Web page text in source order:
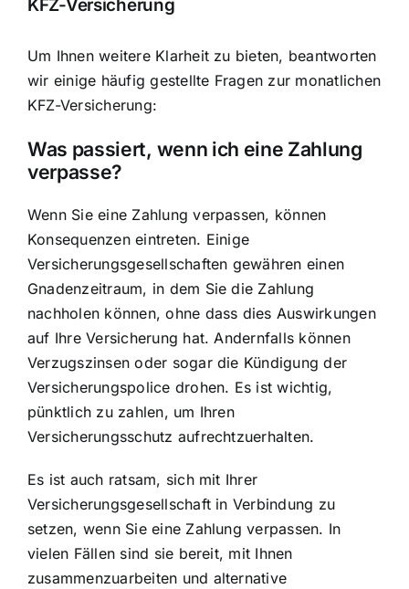
KFZ-Versicherung
Um Ihnen weitere Klarheit zu bieten, beantworten
wir einige häufig gestellte Fragen zur monatlichen
KFZ-Versicherung:
Was passiert, wenn ich eine Zahlung
verpasse?
Wenn Sie eine Zahlung verpassen, können
Konsequenzen eintreten. Einige
Versicherungsgesellschaften gewähren einen
Gnadenzeitraum, in dem Sie die Zahlung
nachholen können, ohne dass dies Auswirkungen
auf Ihre Versicherung hat. Andernfalls können
Verzugszinsen oder sogar die Kündigung der
Versicherungspolice drohen. Es ist wichtig,
pünktlich zu zahlen, um Ihren
Versicherungsschutz aufrechtzuerhalten.
Es ist auch ratsam, sich mit Ihrer
Versicherungsgesellschaft in Verbindung zu
setzen, wenn Sie eine Zahlung verpassen. In
vielen Fällen sind sie bereit, mit Ihnen
zusammenzuarbeiten und alternative